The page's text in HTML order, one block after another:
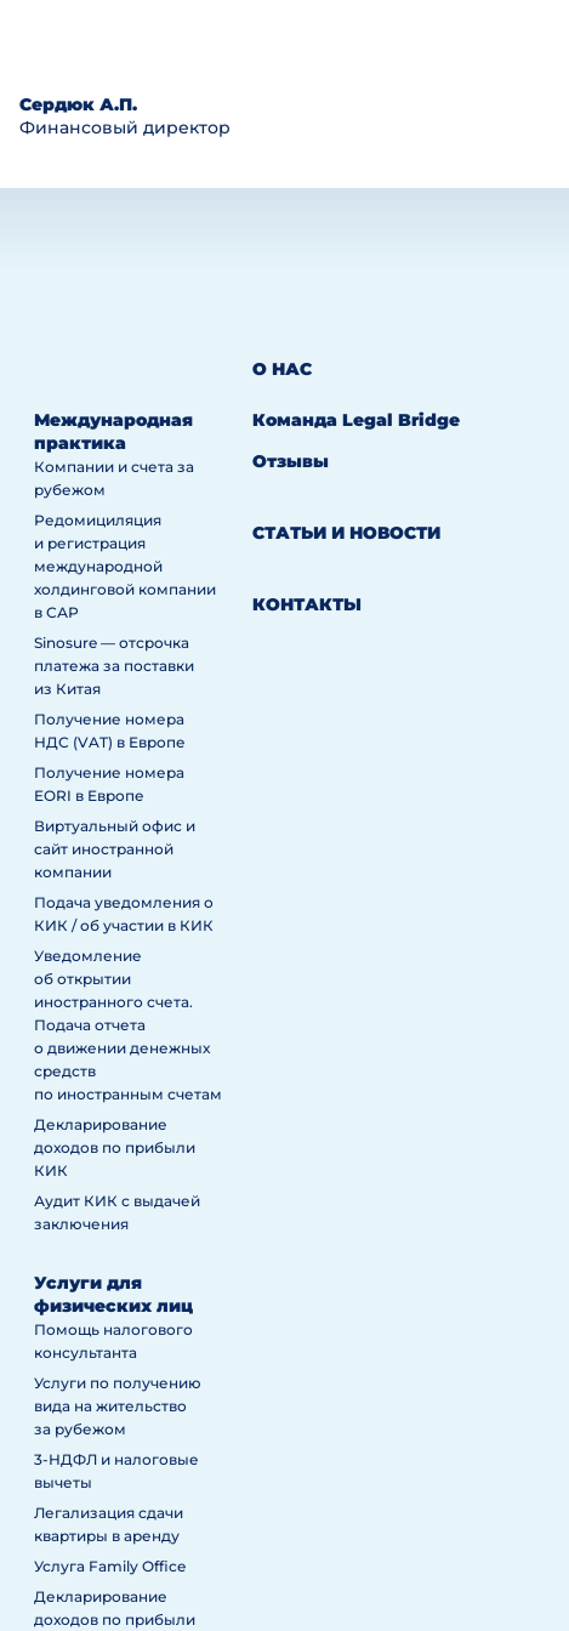
Сердюк А.П.
Финансовый директор
Международная
практика
Компании и счета за
рубежом
Редомициляция
и регистрация
международной
холдинговой компании
в САР
Sinosure — отсрочка
платежа за поставки
из Китая
Получение номера
НДС (VAT) в Европе
Получение номера
EORI в Европе
Виртуальный офис и
сайт иностранной
компании
Подача уведомления о
КИК / об участии в КИК
Уведомление
об открытии
иностранного счета.
Подача отчета
о движении денежных
средств
по иностранным счетам
Декларирование
доходов по прибыли
КИК
Аудит КИК с выдачей
заключения
Услуги для
физических лиц
Помощь налогового
консультанта
Услуги по получению
вида на жительство
за рубежом
3-НДФЛ и налоговые
вычеты
Легализация сдачи
квартиры в аренду
Услуга Family Office
Декларирование
доходов по прибыли
О НАС
Команда Legal Bridge
Отзывы
СТАТЬИ И НОВОСТИ
КОНТАКТЫ